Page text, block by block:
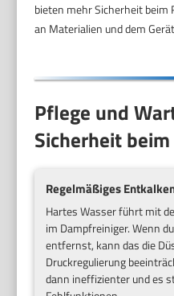
bieten mehr Sicherheit beim
an Materialien und dem
Pflege und
Sicherheit
Regelmäßiges
Hartes Wasser führt mit
im Dampfreiniger. Wenn
entfernst, kann das die
Druckregulierung
dann ineffizienter und es